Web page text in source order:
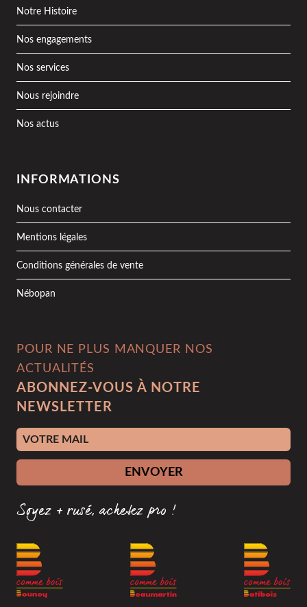
Notre Histoire
Nos engagements
Nos services
Nous rejoindre
Nos actus
INFORMATIONS
Nous contacter
Mentions légales
Conditions générales de vente
Nébopan
POUR NE PLUS MANQUER NOS
ACTUALITÉS
ABONNEZ-VOUS À NOTRE
NEWSLETTER
Adresse e-mail
ENVOYER
Soyez + rusé, achetez pro !